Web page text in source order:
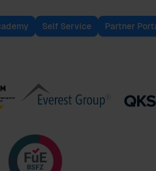
Self Service Partner